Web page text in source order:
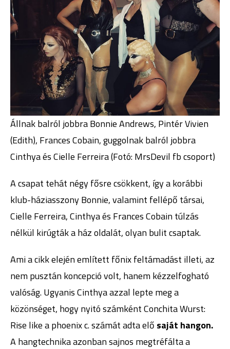
Állnak balról jobbra Bonnie Andrews, Pintér Vivien
(Edith), Frances Cobain, guggolnak balról jobbra
Cinthya és Cielle Ferreira (Fotó: MrsDevil fb csoport)
A csapat tehát négy fősre csökkent, így a korábbi
klub-háziasszony Bonnie, valamint fellépő társai,
Cielle Ferreira, Cinthya és Frances Cobain túlzás
nélkül kirúgták a ház oldalát, olyan bulit csaptak.
Ami a cikk elején említett főnix feltámadást illeti, az
nem pusztán koncepció volt, hanem kézzelfogható
valóság. Ugyanis Cinthya azzal lepte meg a
közönséget, hogy nyitó számként Conchita Wurst:
Rise like a phoenix c. számát adta elő saját hangon.
A hangtechnika azonban sajnos megtréfálta a